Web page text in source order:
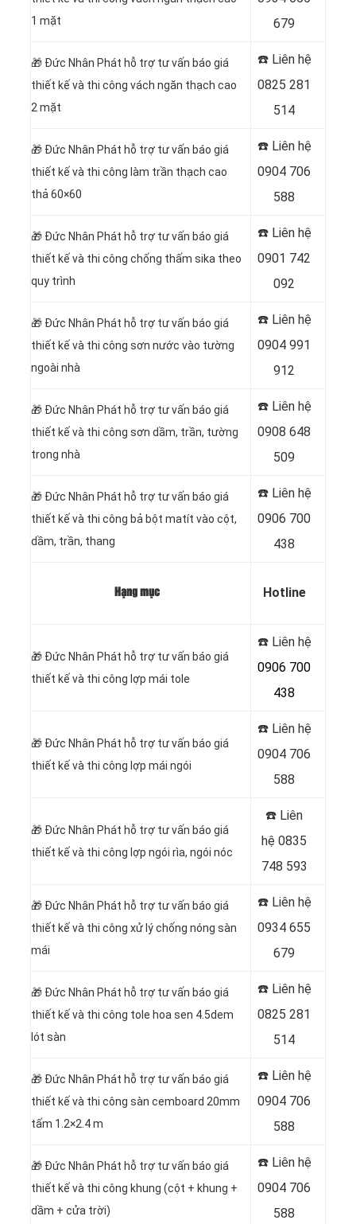
1 mặt
679
🎁 Đức Nhân Phát hỗ trợ tư vấn báo giá
thiết kế và thi công vách ngăn thạch cao
2 mặt
☎️ Liên hệ
0825 281
514
🎁 Đức Nhân Phát hỗ trợ tư vấn báo giá
thiết kế và thi công làm trần thạch cao
thả 60×60
☎️ Liên hệ
0904 706
588
🎁 Đức Nhân Phát hỗ trợ tư vấn báo giá
thiết kế và thi công chống thấm sika theo
quy trình
☎️ Liên hệ
0901 742
092
🎁 Đức Nhân Phát hỗ trợ tư vấn báo giá
thiết kế và thi công sơn nước vào tường
ngoài nhà
☎️ Liên hệ
0904 991
912
🎁 Đức Nhân Phát hỗ trợ tư vấn báo giá
thiết kế và thi công sơn dầm, trần, tường
trong nhà
☎️ Liên hệ
0908 648
509
🎁 Đức Nhân Phát hỗ trợ tư vấn báo giá
thiết kế và thi công bả bột matít vào cột,
dầm, trần, thang
☎️ Liên hệ
0906 700
438
Hạng mục Hotline
🎁 Đức Nhân Phát hỗ trợ tư vấn báo giá
thiết kế và thi công lợp mái tole
☎️ Liên hệ
0906 700
438
🎁 Đức Nhân Phát hỗ trợ tư vấn báo giá
thiết kế và thi công lợp mái ngói
☎️ Liên hệ
0904 706
588
🎁 Đức Nhân Phát hỗ trợ tư vấn báo giá
thiết kế và thi công lợp ngói rìa, ngói nóc
☎️ Liên
hệ 0835
748 593
🎁 Đức Nhân Phát hỗ trợ tư vấn báo giá
thiết kế và thi công xử lý chống nóng sàn
mái
☎️ Liên hệ
0934 655
679
🎁 Đức Nhân Phát hỗ trợ tư vấn báo giá
thiết kế và thi công tole hoa sen 4.5dem
lót sàn
☎️ Liên hệ
0825 281
514
🎁 Đức Nhân Phát hỗ trợ tư vấn báo giá
thiết kế và thi công sàn cemboard 20mm
tấm 1.2×2.4 m
☎️ Liên hệ
0904 706
588
🎁 Đức Nhân Phát hỗ trợ tư vấn báo giá
thiết kế và thi công khung (cột + khung +
dầm + cửa trời)
☎️ Liên hệ
0904 706
588